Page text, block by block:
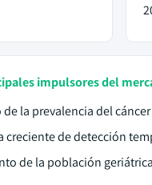
impulsores del
la prevalencia del cáncer
creciente de detección
de la población geriátrica